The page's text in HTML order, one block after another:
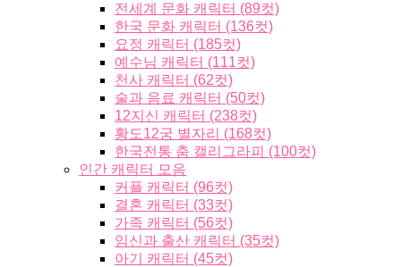
전세계 문화 캐릭터 (89컷)
한국 문화 캐릭터 (136컷)
요정 캐릭터 (185컷)
예수님 캐릭터 (111컷)
천사 캐릭터 (62컷)
술과 음료 캐릭터 (50컷)
12지신 캐릭터 (238컷)
황도12궁 별자리 (168컷)
한국전통 춤 캘리그라피 (100컷)
인간 캐릭터 모음
커플 캐릭터 (96컷)
결혼 캐릭터 (33컷)
가족 캐릭터 (56컷)
임신과 출산 캐릭터 (35컷)
아기 캐릭터 (45컷)